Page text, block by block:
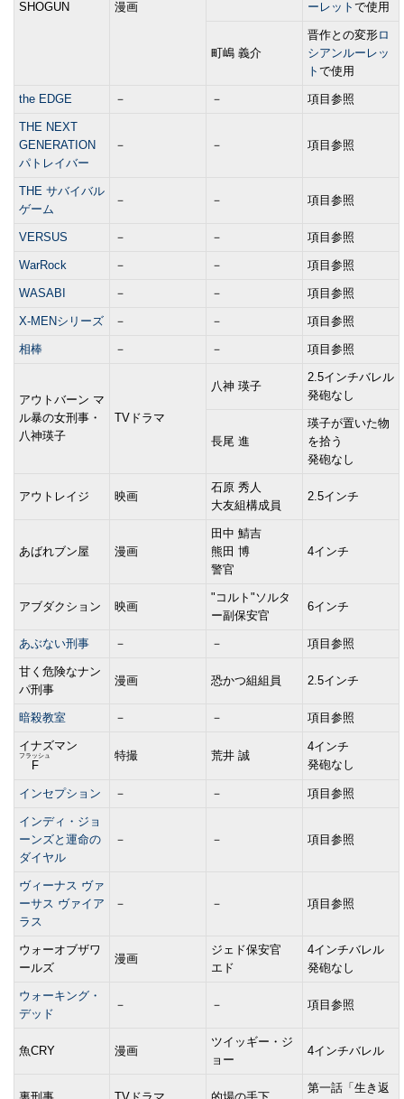
SHOGUN 漫画 ーレット で使用
町嶋 義介
晋作との変形ロ
シアンルーレッ
ト で使用
the EDGE － － 項目参照
THE NEXT
GENERATION
パトレイバー
－ － 項目参照
THE サバイバル
ゲーム
－ － 項目参照
VERSUS － － 項目参照
WarRock － － 項目参照
WASABI － － 項目参照
X-MENシリーズ － － 項目参照
相棒 － － 項目参照
アウトバーン マ
ル暴の女刑事・
八神瑛子
TVドラマ
八神 瑛子
2.5インチバレル
発砲なし
長尾 進
瑛子が置いた物
を拾う
発砲なし
アウトレイジ 映画
石原 秀人
大友組構成員
2.5インチ
あばれブン屋 漫画
田中 鯖吉
熊田 博
警官
4インチ
アブダクション 映画
"コルト"ソルタ
ー副保安官
6インチ
あぶない刑事 － － 項目参照
甘く危険なナン
パ刑事
漫画 恐かつ組組員 2.5インチ
暗殺教室 － － 項目参照
イナズマン
F
フラッシュ 特撮 荒井 誠
4インチ
発砲なし
インセプション － － 項目参照
インディ・ジョ
ーンズと運命の
ダイヤル
－ － 項目参照
ヴィーナス ヴァ
ーサス ヴァイア
ラス
－ － 項目参照
ウォーオブザワ
ールズ
漫画
ジェド保安官
エド
4インチバレル
発砲なし
ウォーキング・
デッド
－ － 項目参照
魚CRY 漫画
ツイッギー・ジ
ョー
4インチバレル
裏刑事 TVドラマ 的場の手下
第一話「生き返